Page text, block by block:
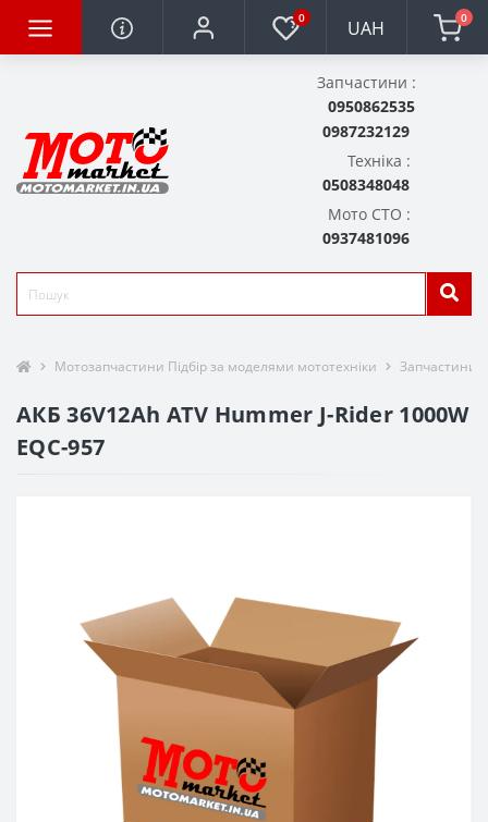
0 UAH 0
Запчастини :
0950862535
0987232129
Техніка :
0508348048
Мото СТО :
0937481096
Мотозапчастини Підбір за моделями мототехніки Запчастини
АКБ 36V12Ah ATV Hummer J-Rider 1000W
EQC-957